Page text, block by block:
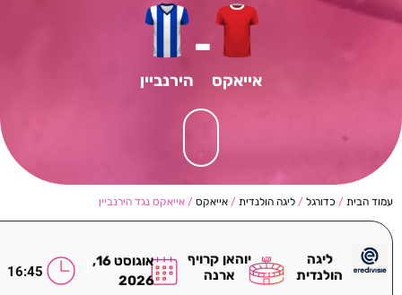
אייאקס
-
הירנביין
עמוד הבית / כדורגל / ליגה הולנדית / אייאקס / אייאקס נגד הירנביין
ליגה
הולנדית
יוהאן קרויף
ארנה
אוגוסט 16,
2026
16:45